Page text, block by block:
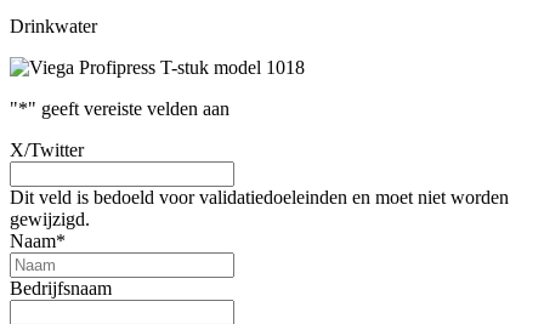
Drinkwater
"*" geeft vereiste velden aan
X/Twitter
Dit veld is bedoeld voor validatiedoeleinden en moet niet worden
gewijzigd.
Naam*
Bedrijfsnaam